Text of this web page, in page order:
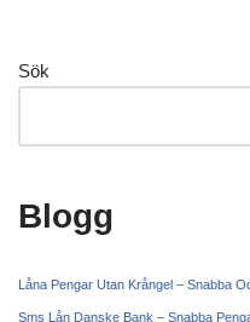
Sök
Blogg
Låna Pengar Utan Krångel – Snabba
Sms Lån Danske Bank – Snabba